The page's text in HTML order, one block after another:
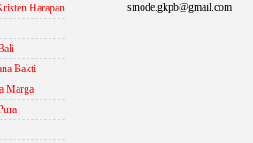
Harapan
Bakti
Marga
sinode.gkpb@gmail.com